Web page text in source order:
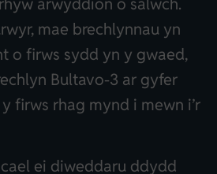
mae brechlynnau yn
o firws sydd yn y gwaed,
Bultavo-3 ar gyfer
firws rhag mynd i mewn i’r
ei diweddaru ddydd